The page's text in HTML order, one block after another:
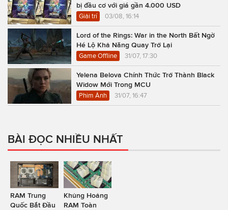
bị đầu cơ với giá gần 4.000 USD
Giải trí 03/08, 16:14
Lord of the Rings: War in the North Bất Ngờ
Hé Lộ Khả Năng Quay Trở Lại
Game Offline 31/07, 17:30
Yelena Belova Chính Thức Trở Thành Black
Widow Mới Trong MCU
Phim Ảnh 31/07, 16:47
BÀI ĐỌC NHIỀU NHẤT
RAM Trung
Quốc Bắt Đầu
Khủng Hoảng
RAM Toàn